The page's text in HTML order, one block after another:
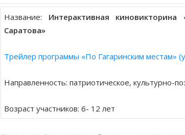
Название: Интерактивная
Саратова»
Трейлер программы «По Гагаринским местам»
Направленность: патриотическое, культурно-
Возраст участников: 6- 12 лет